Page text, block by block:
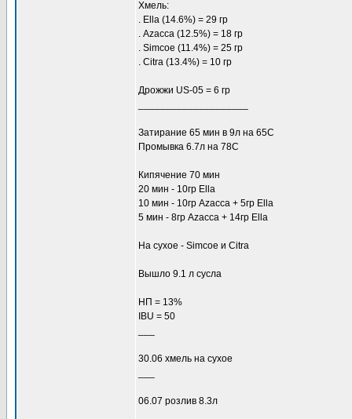
Хмель:
. Ella (14.6%) = 29 гр
. Azacca (12.5%) = 18 гр
. Simcoe (11.4%) = 25 гр
. Citra (13.4%) = 10 гр
Дрожжи US-05 = 6 гр
Затирание 65 мин в 9л на 65С
Промывка 6.7л на 78C
Кипячение 70 мин
20 мин - 10гр Ella
10 мин - 10гр Azacca + 5гр Ella
5 мин - 8гр Azacca + 14гр Ella
На сухое - Simcoe и Citra
Вышло 9.1 л сусла
НП = 13%
IBU = 50
30.06 хмель на сухое
06.07 розлив 8.3л